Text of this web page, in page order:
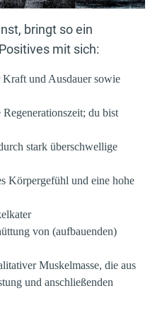
bringt so ein
mit sich:
Kraft und Ausdauer sowie
du bist
stark überschwellige
Körpergefühl und eine hohe
von (aufbauenden)
Muskelmasse, die aus
und anschließenden